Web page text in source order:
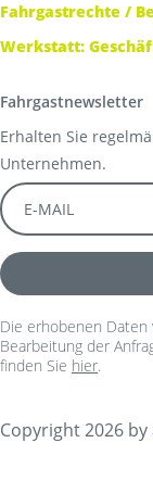
Fahrgastrechte /
Werkstatt:
Fahrgastnewsletter
Erhalten Sie
Unternehmen.
Die erhobenen
Bearbeitung der
finden Sie hier.
Copyright 2026